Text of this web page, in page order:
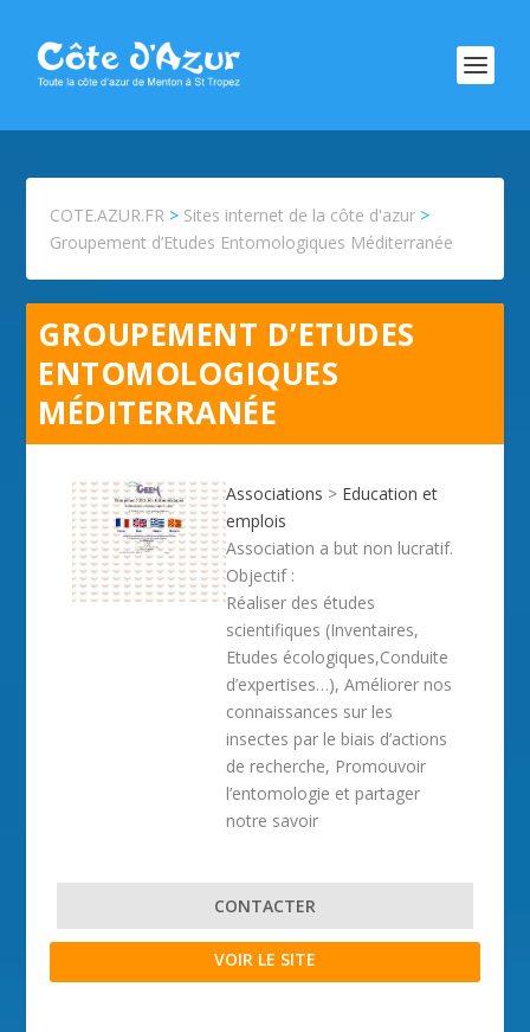
COTE.AZUR.FR > Sites internet de la côte d'azur >
Groupement d’Etudes Entomologiques Méditerranée
GROUPEMENT D’ETUDES
ENTOMOLOGIQUES
MÉDITERRANÉE
Associations > Education et
emplois
Association a but non lucratif.
Objectif :
Réaliser des études
scientifiques (Inventaires,
Etudes écologiques,Conduite
d’expertises…), Améliorer nos
connaissances sur les
insectes par le biais d’actions
de recherche, Promouvoir
l’entomologie et partager
notre savoir
CONTACTER
VOIR LE SITE